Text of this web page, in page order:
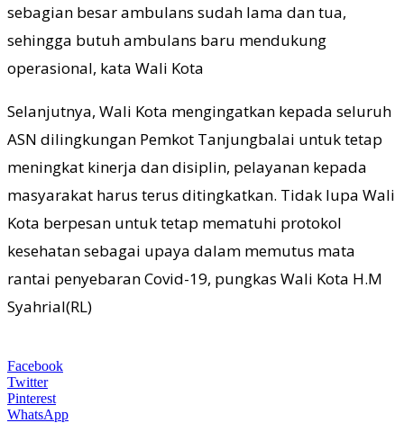
sebagian besar ambulans sudah lama dan tua,
sehingga butuh ambulans baru mendukung
operasional, kata Wali Kota
Selanjutnya, Wali Kota mengingatkan kepada seluruh
ASN dilingkungan Pemkot Tanjungbalai untuk tetap
meningkat kinerja dan disiplin, pelayanan kepada
masyarakat harus terus ditingkatkan. Tidak lupa Wali
Kota berpesan untuk tetap mematuhi protokol
kesehatan sebagai upaya dalam memutus mata
rantai penyebaran Covid-19, pungkas Wali Kota H.M
Syahrial(RL)
Facebook
Twitter
Pinterest
WhatsApp